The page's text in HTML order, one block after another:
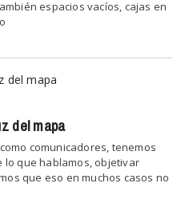
espacios vacíos, cajas en
del mapa
comunicadores, tenemos
lo que hablamos, objetivar
que eso en muchos casos no